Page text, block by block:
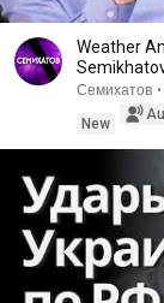
Weather
Семихатов •
New